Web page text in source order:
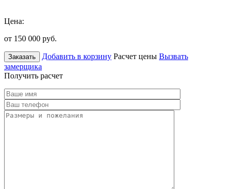
Цена:
от 150 000 руб.
Заказать Добавить в корзину Расчет цены Вызвать
замерщика
Получить расчет